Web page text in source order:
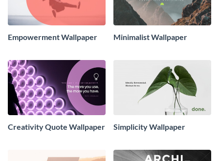
Empowerment Wallpaper Minimalist Wallpaper
Creativity Quote Wallpaper Simplicity Wallpaper